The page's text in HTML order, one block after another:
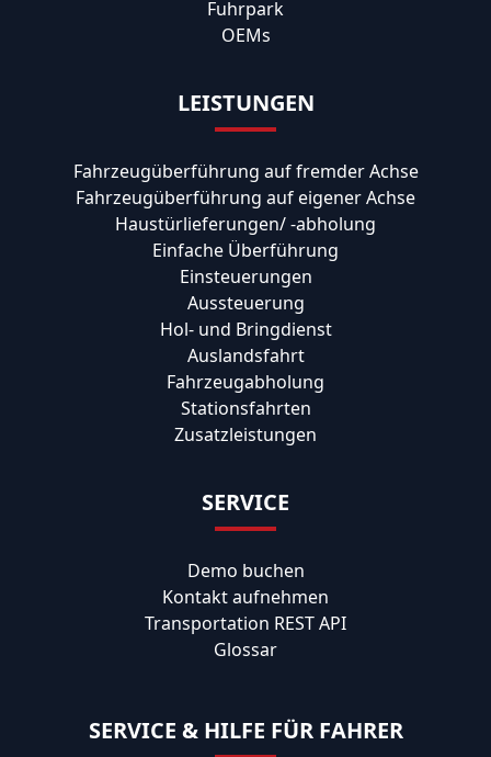
Fuhrpark
OEMs
LEISTUNGEN
Fahrzeugüberführung auf fremder Achse
Fahrzeugüberführung auf eigener Achse
Haustürlieferungen/ -abholung
Einfache Überführung
Einsteuerungen
Aussteuerung
Hol- und Bringdienst
Auslandsfahrt
Fahrzeugabholung
Stationsfahrten
Zusatzleistungen
SERVICE
Demo buchen
Kontakt aufnehmen
Transportation REST API
Glossar
SERVICE & HILFE FÜR FAHRER